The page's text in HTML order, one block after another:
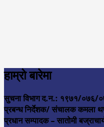
हाम्रो बारेमा
सुचना विभाग द.न.: १९७१/०७६/
प्रबन्ध निर्देशक/ संचालक कमला
प्रधान सम्पादक – सातोमी